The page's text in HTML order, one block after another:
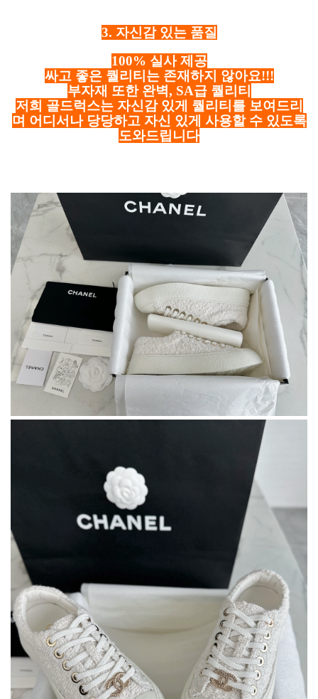
3. 자신감 있는 품질
100% 실사 제공
싸고 좋은 퀄리티는 존재하지 않아요!!!
부자재 또한 완벽, SA급 퀄리티
저희 골드럭스는 자신감 있게 퀄리티를 보여드리
며 어디서나 당당하고 자신 있게 사용할 수 있도록
도와드립니다